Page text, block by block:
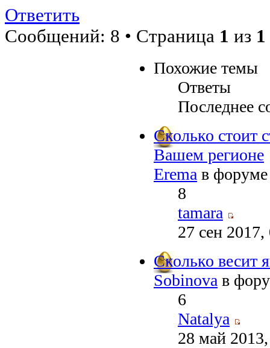
Ответить
Сообщений: 8 • Страница 1 из 1
Похожие темы
Ответы
Последнее
Сколько стоит
Вашем регионе
Erema в
8
tamara
27 сен 2017,
Сколько весит
Sobinova в
6
Natalya
28 май